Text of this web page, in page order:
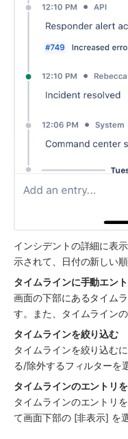
インシデントの詳細に表
示されて、日付の新しい
タイムラインに手動エン
画面の下部にあるタイム
す。また、タイムライン
タイムラインを絞り込む
タイムラインを絞り込む
る/除外するフィルターを
タイムラインのエントリ
タイムラインのエントリ
て画面下部の [非表示] を